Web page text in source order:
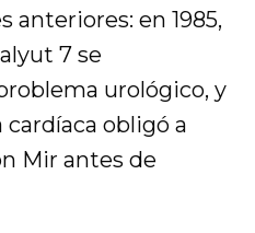
anteriores: en 1985,
7 se
urológico, y
cardíaca obligó a
Mir antes de